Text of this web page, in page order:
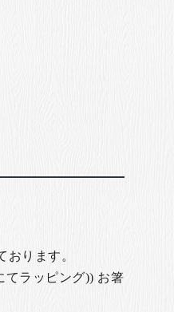
ります。
てラッピング)) お箸